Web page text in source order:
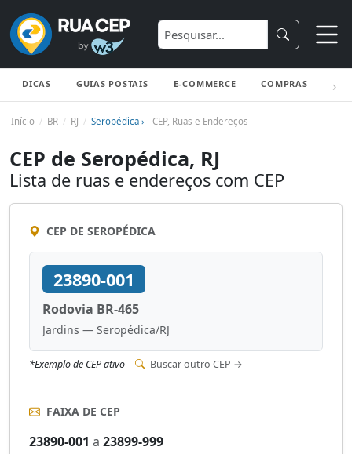
DICAS GUIAS POSTAIS E-COMMERCE COMPRAS
Início BR RJ Seropédica › CEP, Ruas e Endereços
CEP de Seropédica, RJ
Lista de ruas e endereços com CEP
CEP DE SEROPÉDICA
23890-001
Rodovia BR-465
Jardins — Seropédica/RJ
*Exemplo de CEP ativo Buscar outro CEP →
FAIXA DE CEP
23890-001 a 23899-999